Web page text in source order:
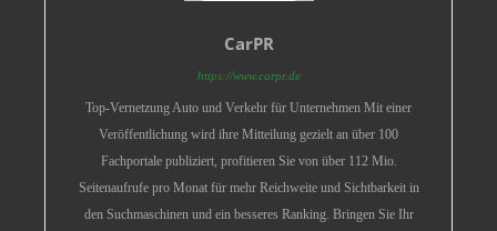
CarPR
https://www.carpr.de
Top-Vernetzung Auto und Verkehr für Unternehmen Mit einer
Veröffentlichung wird ihre Mitteilung gezielt an über 100
Fachportale publiziert, profitieren Sie von über 112 Mio.
Seitenaufrufe pro Monat für mehr Reichweite und Sichtbarkeit in
den Suchmaschinen und ein besseres Ranking. Bringen Sie Ihr